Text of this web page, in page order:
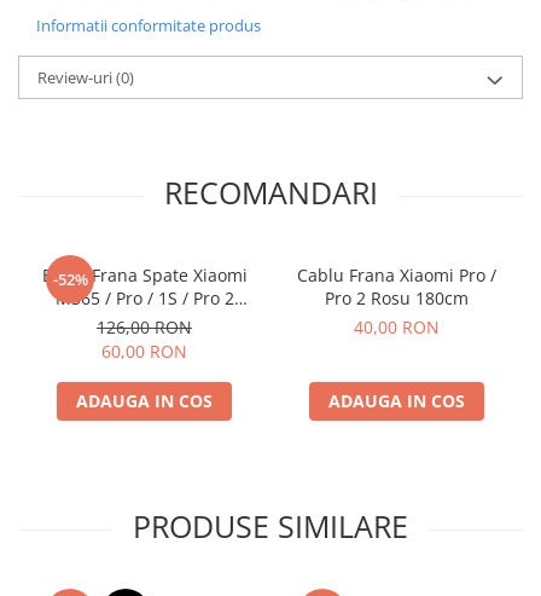
Informatii conformitate produs
Review-uri(0)
RECOMANDARI
-52%
Etrier Frana Spate Xiaomi
M365 / Pro / 1S / Pro 2
Compatibil
126,00 RON
60,00 RON
ADAUGA IN COS
Cablu Frana Xiaomi Pro /
Pro 2 Rosu 180cm
40,00 RON
ADAUGA IN COS
PRODUSE SIMILARE